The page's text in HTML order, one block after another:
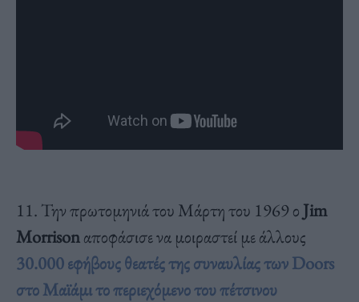
11. Την πρωτομηνιά του Μάρτη του 1969 ο Jim
Morrisonαποφάσισε να μοιραστεί με άλλους
30.000 εφήβους θεατές της συναυλίας των Doors
στο Μαϊάμι το περιεχόμενο του πέτσινου